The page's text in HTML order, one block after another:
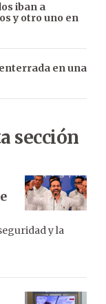
iban a
y otro uno en
en una
sección
y la